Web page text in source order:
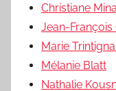
Christiane
Jean-François
Marie
Mélanie Blatt
Nathalie